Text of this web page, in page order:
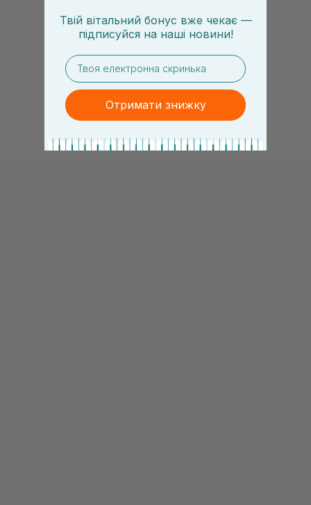
Твій вітальний бонус вже чекає —
підписуйся на наші новини!
email
Отримати знижку